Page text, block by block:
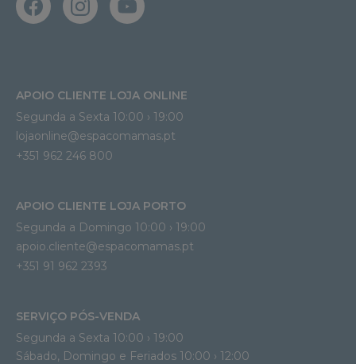
APOIO CLIENTE LOJA ONLINE
Segunda a Sexta 10:00 › 19:00
lojaonline@espacomamas.pt
+351 962 246 800
APOIO CLIENTE LOJA PORTO
Segunda a Domingo 10:00 › 19:00
apoio.cliente@espacomamas.pt
+351 91 962 2393
SERVIÇO PÓS-VENDA
Segunda a Sexta 10:00 › 19:00
Sábado, Domingo e Feriados 10:00 › 12:00